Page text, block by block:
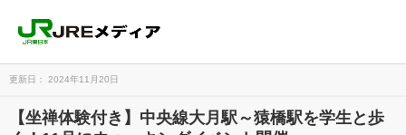
更新日： 2024年11月20日
【坐禅体験付き】中央線大月駅～猿橋駅を学生と歩